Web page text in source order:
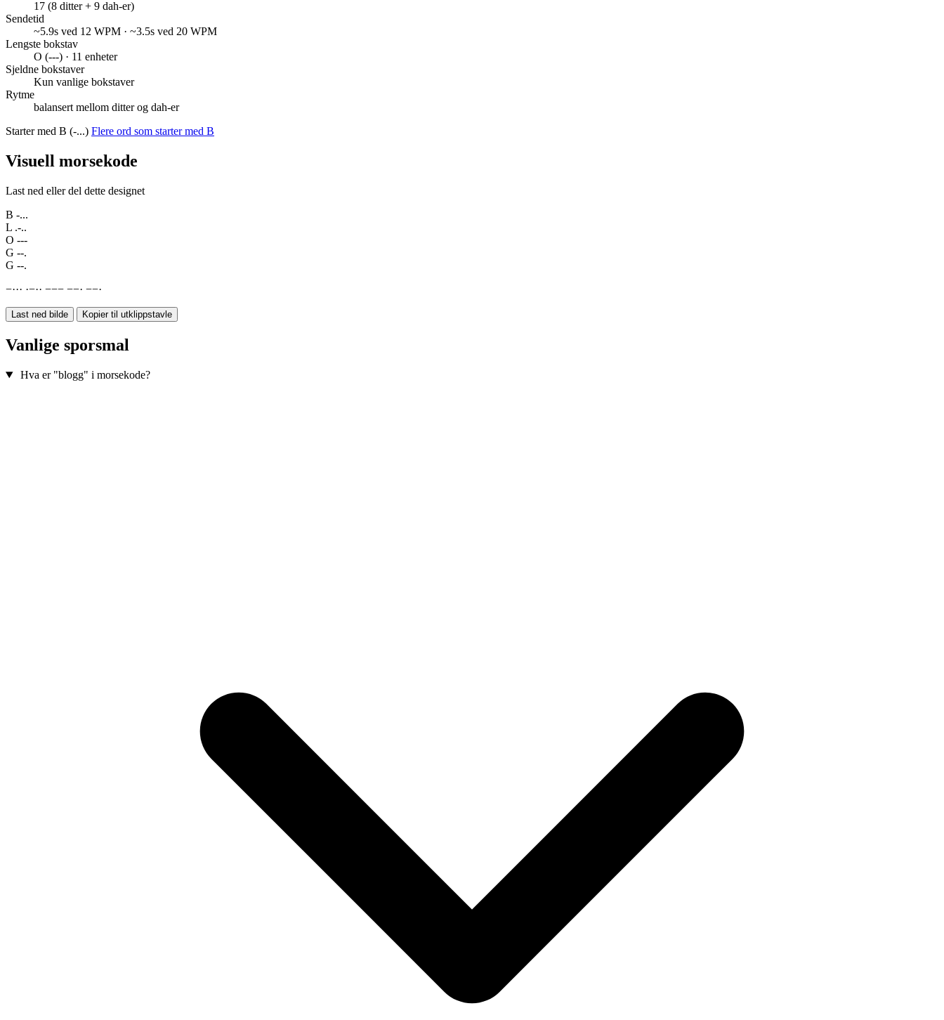
17 (8 ditter + 9 dah-er)
Sendetid
~5.9s ved 12 WPM · ~3.5s ved 20 WPM
Lengste bokstav
O (---) · 11 enheter
Sjeldne bokstaver
Kun vanlige bokstaver
Rytme
balansert mellom ditter og dah-er
Starter med B (-...) Flere ord som starter med B
Visuell morsekode
Last ned eller del dette designet
B -...
L .-..
O ---
G --.
G --.
−··· ·−·· −−− −−· −−·
Last ned bilde Kopier til utklippstavle
Vanlige sporsmal
Hva er "blogg" i morsekode?